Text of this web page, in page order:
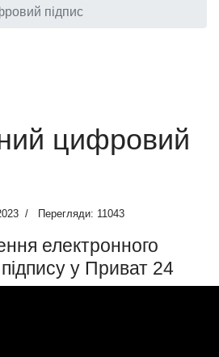
підпис
цифровий
Перегляди: 11043
електронного
у Приват 24